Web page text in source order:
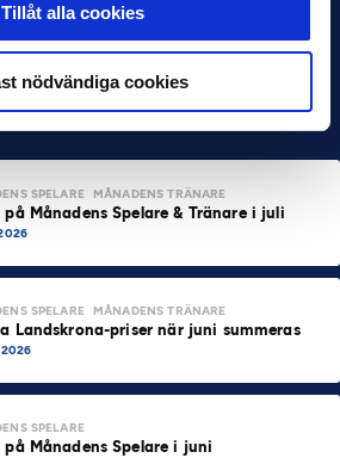
Tillåt alla cookies
nödvändiga cookies
SPELARE MÅNADENS TRÄNARE
på Månadens Spelare & Tränare i juli
SPELARE MÅNADENS TRÄNARE
Landskrona-priser när juni summeras
SPELARE
på Månadens Spelare i juni